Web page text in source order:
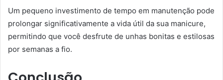
Um pequeno investimento de tempo em manutenção pode
prolongar significativamente a vida útil da sua manicure,
permitindo que você desfrute de unhas bonitas e estilosas
por semanas a fio.